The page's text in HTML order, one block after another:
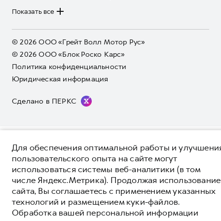
Коллекция Базовая
Коллекция Детская
Коллекция Базовая
Все цены, указанные на данном сайте, носят информационный
розничными ценами по расчетам дистрибьютора (ООО «Грейт
Волл Мотор Рус»). Для получения подробной информации
«Грейт Волл Мотор Рус» либо по телефону Горячей линии 8 (800)
511-59-86, либо на сайте. Опубликованная на данном сайте
информация может быть изменена в любое время без
предварительного уведомления.
****На некоторых автомобилях HAVAL может отсутствовать
(блок ЭРА-ГЛОНАСС).
Показать все
© 2026 ООО «Грейт Волл Мотор Рус»
© 2026 ООО «Блок Роско Карс»
Политика конфиденциальности
Юридическая информация
Сделано в ПЕРКС
Для обеспечения оптимальной работы и
пользовательского опыта на сайте могут
использоваться системы веб-аналитики (в том
числе Яндекс.Метрика). Продолжая использование
сайта, Вы соглашаетесь с применением указанных
технологий и размещением куки-файлов.
Обработка вашей персональной информации